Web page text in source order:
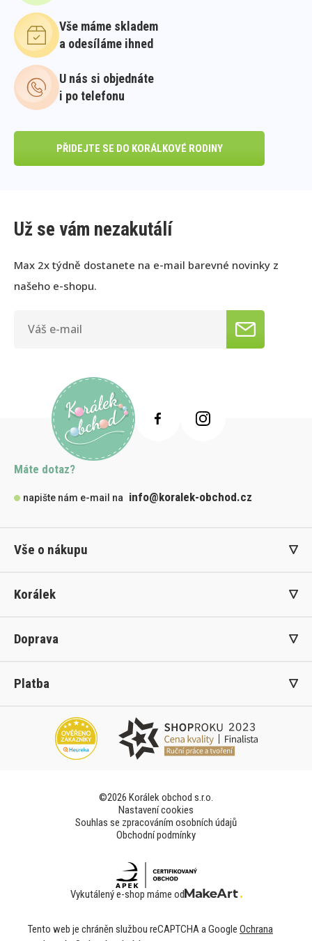
Vše máme skladem
a odesíláme ihned
U nás si objednáte
i po telefonu
PŘIDEJTE SE DO KORÁLKOVÉ RODINY
Už se vám nezakutálí
Max 2x týdně dostanete na e-mail barevné novinky z
našeho e-shopu.
Máte dotaz?
napište nám e-mail na info@koralek-obchod.cz
Vše o nákupu
Korálek
Doprava
Platba
©2026 Korálek obchod s.r.o.
Nastavení cookies
Souhlas se zpracováním osobních údajů
Obchodní podmínky
Vykutálený e-shop máme od
Tento web je chráněn službou reCAPTCHA a Google Ochrana